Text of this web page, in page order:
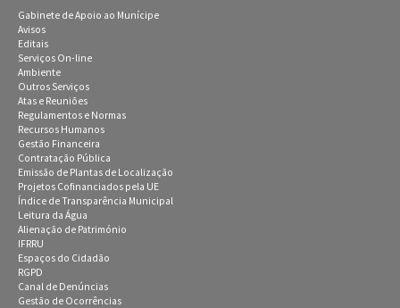
Gabinete de Apoio ao Munícipe
Avisos
Editais
Serviços On-line
Ambiente
Outros Serviços
Atas e Reuniões
Regulamentos e Normas
Recursos Humanos
Gestão Financeira
Contratação Pública
Emissão de Plantas de Localização
Projetos Cofinanciados pela UE
Índice de Transparência Municipal
Leitura da Água
Alienação de Património
IFRRU
Espaços do Cidadão
RGPD
Canal de Denúncias
Gestão de Ocorrências